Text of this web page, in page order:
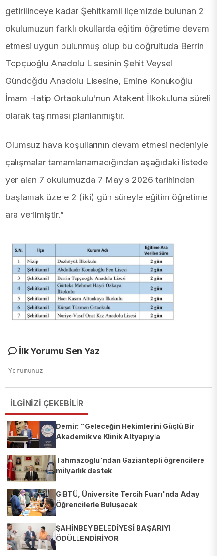
getirilinceye kadar Şehitkamil ilçemizde bulunan 2
okulumuzun farklı okullarda eğitim öğretime devam
etmesi uygun bulunmuş olup bu doğrultuda Berrin
Topçuoğlu Anadolu Lisesinin Şehit Veysel
Gündoğdu Anadolu Lisesine, Emine Konukoğlu
İmam Hatip Ortaokulu'nun Atakent İlkokuluna süreli
olarak taşınması planlanmıştır.
Olumsuz hava koşullarının devam etmesi nedeniyle
çalışmalar tamamlanamadığından aşağıdaki listede
yer alan 7 okulumuzda 7 Mayıs 2026 tarihinden
başlamak üzere 2 (iki) gün süreyle eğitim öğretime
ara verilmiştir.”
İlk Yorumu Sen Yaz
İLGİNİZİ ÇEKEBİLİR
Demir: "Geleceğin Hekimlerini Güçlü Bir
Akademik ve Klinik Altyapıyla
Tahmazoğlu'ndan Gaziantepli öğrencilere
milyarlık destek
GİBTÜ, Üniversite Tercih Fuarı'nda Aday
Öğrencilerle Buluşacak
ŞAHİNBEY BELEDİYESİ BAŞARIYI
ÖDÜLLENDİRİYOR